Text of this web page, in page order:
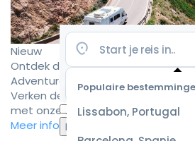
Populaire
Lissabon, Portugal
datum
voor de
Nieuw
Ontdek de mooiste
Adventures
Verken de mooiste
met onze zorgvuldig
Meer informatie